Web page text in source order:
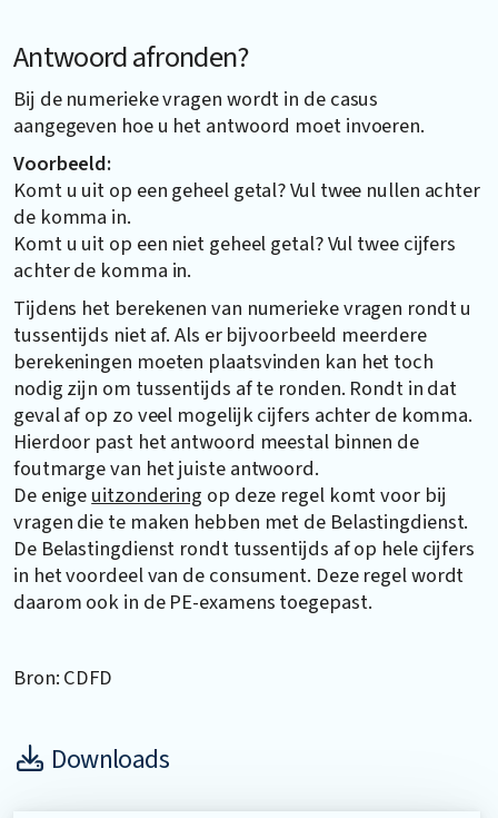
Antwoord afronden?
Bij de numerieke vragen wordt in de casus
aangegeven hoe u het antwoord moet invoeren.
Voorbeeld:
Komt u uit op een geheel getal? Vul twee nullen achter
de komma in.
Komt u uit op een niet geheel getal? Vul twee cijfers
achter de komma in.
Tijdens het berekenen van numerieke vragen rondt u
tussentijds niet af. Als er bijvoorbeeld meerdere
berekeningen moeten plaatsvinden kan het toch
nodig zijn om tussentijds af te ronden. Rondt in dat
geval af op zo veel mogelijk cijfers achter de komma.
Hierdoor past het antwoord meestal binnen de
foutmarge van het juiste antwoord.
De enigeuitzondering op deze regel komt voor bij
vragen die te maken hebben met de Belastingdienst.
De Belastingdienst rondt tussentijds af op hele cijfers
in het voordeel van de consument. Deze regel wordt
daarom ook in de PE-examens toegepast.
Bron: CDFD
Downloads